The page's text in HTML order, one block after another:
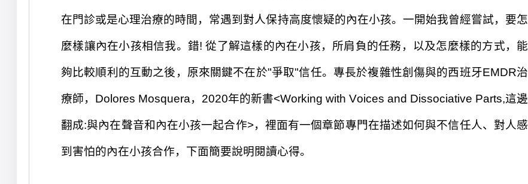
在門診或是心理治療的時間，常遇到對人保持高度懷疑的內在小孩。 一開始我曾經嘗試，要怎
麼樣讓內在小孩相信我。 錯! 從了解這樣的內在小孩，所肩負的任務，以及怎麼樣的方式，能
夠比較順利的互動之後，原來關鍵不在於"爭取"信任。 專長於複雜性創傷與的西班牙EMDR治
療師，Dolores Mosquera，2020年的新書<Working with Voices and Dissociative Parts,這邊
翻成:與內在聲音和內在小孩一起合作>， 裡面有一個章節專門在描述如何與不信任人、對人感
到害怕的內在小孩合作， 下面簡要說明 閱讀心得。